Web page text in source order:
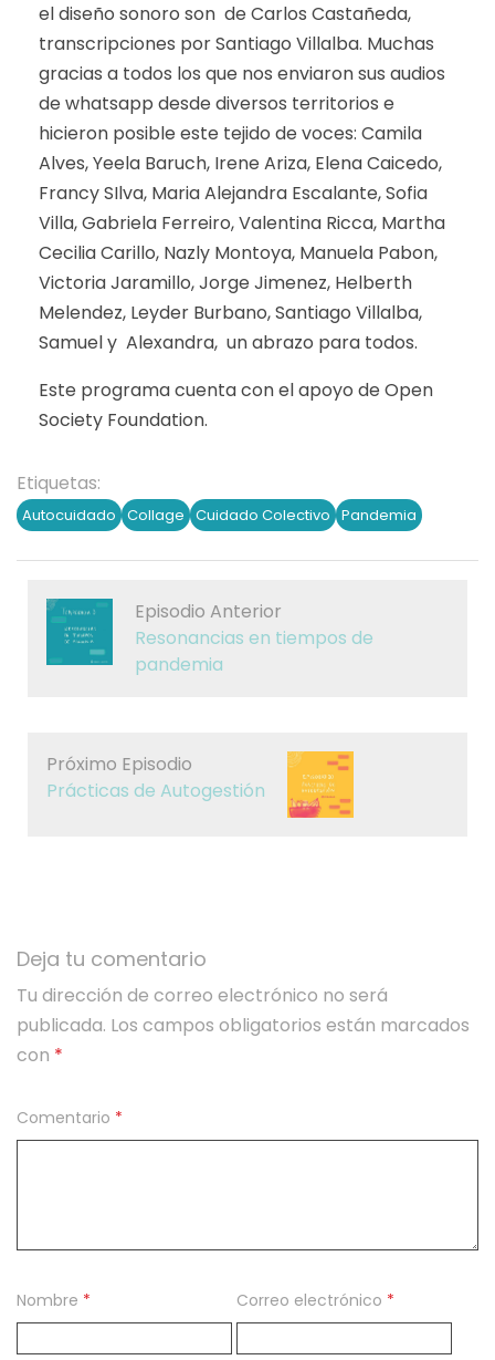
el diseño sonoro son de Carlos Castañeda,
transcripciones por Santiago Villalba. Muchas
gracias a todos los que nos enviaron sus audios
de whatsapp desde diversos territorios e
hicieron posible este tejido de voces: Camila
Alves, Yeela Baruch, Irene Ariza, Elena Caicedo,
Francy SIlva, Maria Alejandra Escalante, Sofia
Villa, Gabriela Ferreiro, Valentina Ricca, Martha
Cecilia Carillo, Nazly Montoya, Manuela Pabon,
Victoria Jaramillo, Jorge Jimenez, Helberth
Melendez, Leyder Burbano, Santiago Villalba,
Samuel y Alexandra, un abrazo para todos.
Este programa cuenta con el apoyo de Open
Society Foundation.
Etiquetas:
Autocuidado Collage Cuidado Colectivo Pandemia
Episodio Anterior
Resonancias en tiempos de
pandemia
Próximo Episodio
Prácticas de Autogestión
Deja tu comentario
Tu dirección de correo electrónico no será
publicada. Los campos obligatorios están marcados
con *
Comentario *
Nombre * Correo electrónico *